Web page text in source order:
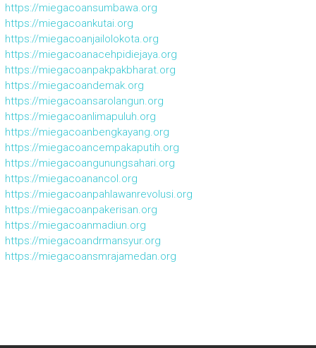
https://miegacoansumbawa.org
https://miegacoankutai.org
https://miegacoanjailolokota.org
https://miegacoanacehpidiejaya.org
https://miegacoanpakpakbharat.org
https://miegacoandemak.org
https://miegacoansarolangun.org
https://miegacoanlimapuluh.org
https://miegacoanbengkayang.org
https://miegacoancempakaputih.org
https://miegacoangunungsahari.org
https://miegacoanancol.org
https://miegacoanpahlawanrevolusi.org
https://miegacoanpakerisan.org
https://miegacoanmadiun.org
https://miegacoandrmansyur.org
https://miegacoansmrajamedan.org